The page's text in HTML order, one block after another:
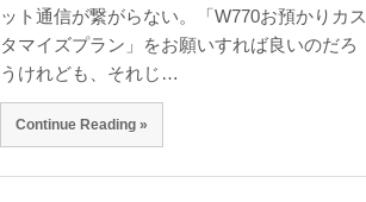
ット通信が繋がらない。「W770お預かりカス
タマイズプラン」をお願いすれば良いのだろ
うけれども、それじ…
Continue Reading »